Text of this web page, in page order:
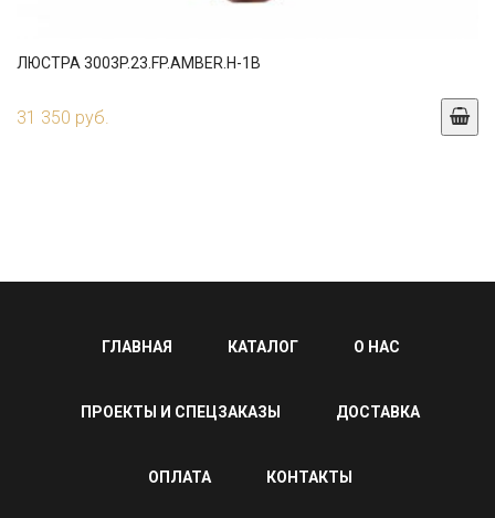
ЛЮСТРА 3003P.23.FP.AMBER.H-1B
31 350 руб.
ГЛАВНАЯ КАТАЛОГ О НАС
ПРОЕКТЫ И СПЕЦЗАКАЗЫ ДОСТАВКА
ОПЛАТА КОНТАКТЫ